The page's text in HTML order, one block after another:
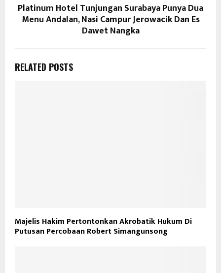
Platinum Hotel Tunjungan Surabaya Punya Dua
Menu Andalan, Nasi Campur Jerowacik Dan Es
Dawet Nangka
RELATED POSTS
Majelis Hakim Pertontonkan Akrobatik Hukum Di
Putusan Percobaan Robert Simangunsong